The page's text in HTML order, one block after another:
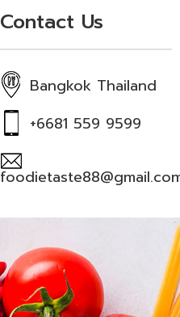
Contact Us
Bangkok Thailand
+6681 559 9599